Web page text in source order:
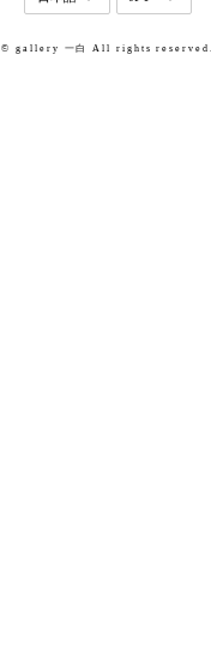
© gallery 一白 All rights reserved.